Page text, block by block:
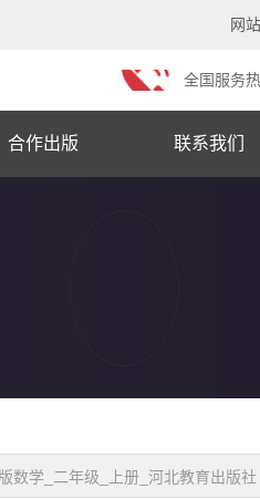
网
全国服务热
合作出版 联系我们
数学_二年级_上册_河北教育出版社